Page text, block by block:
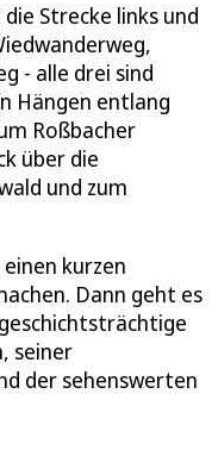
Strecke links und
- alle drei sind
Hängen entlang
Roßbacher
über die
und zum
kurzen
Dann geht es
seiner
der sehenswerten